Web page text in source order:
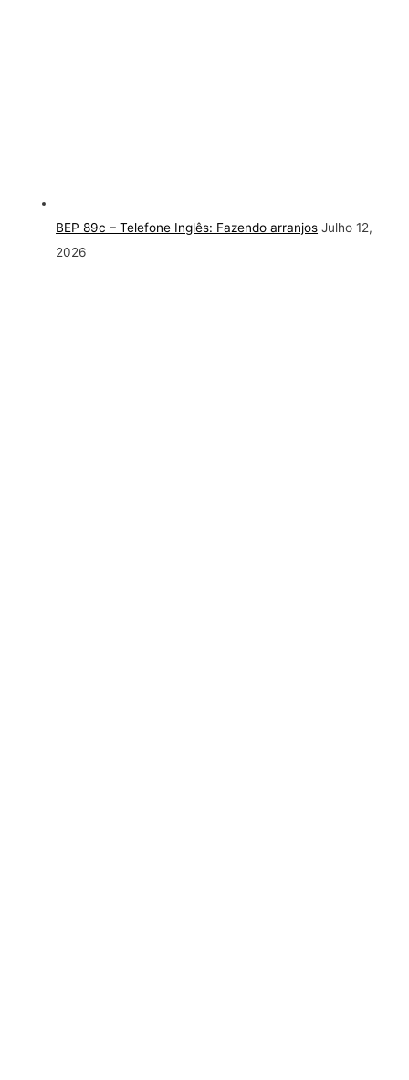
BEP 89c – Telefone Inglês: Fazendo arranjos Julho 12,
2026